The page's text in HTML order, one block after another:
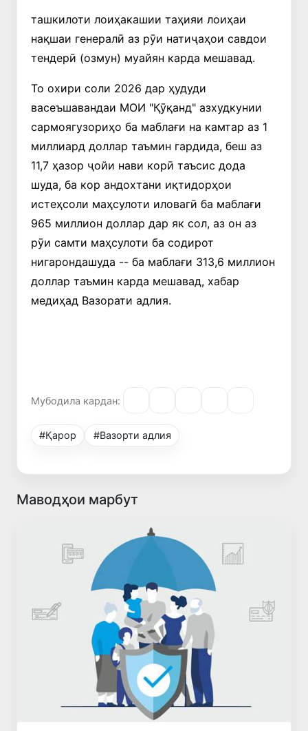
ташкилоти лоиҳакашии таҳияи лоиҳаи
нақшаи генералӣ аз рӯи натиҷаҳои савдои
тендерӣ (озмун) муайян карда мешавад.
То охири соли 2026 дар ҳудуди
васеъшавандаи МОИ "Қӯқанд" азхудкунии
сармоягузориҳо ба маблағи на камтар аз 1
миллиард доллар таъмин гардида, беш аз
11,7 ҳазор ҷойи нави корӣ таъсис дода
шуда, ба кор андохтани иқтидорҳои
истеҳсоли маҳсулоти иловагӣ ба маблағи
965 миллион доллар дар як сол, аз он аз
рӯи самти маҳсулоти ба содирот
нигарондашуда -- ба маблағи 313,6 миллион
доллар таъмин карда мешавад, хабар
медиҳад Вазорати адлия.
Мубодила кардан:
#Қарор #Вазорти адлия
Маводҳои марбут